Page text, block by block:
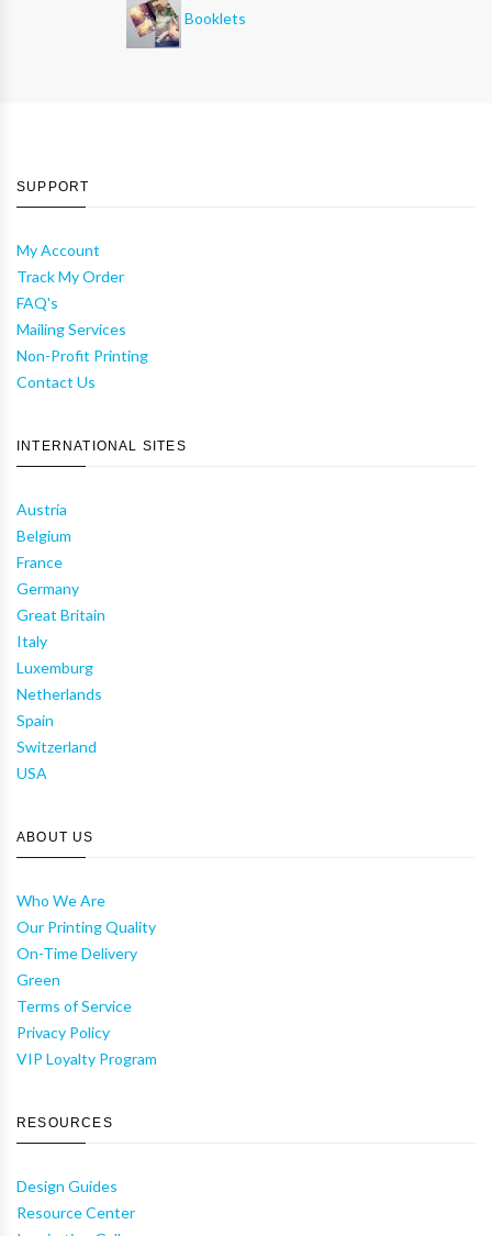
Booklets
SUPPORT
My Account
Track My Order
FAQ's
Mailing Services
Non-Profit Printing
Contact Us
INTERNATIONAL SITES
Austria
Belgium
France
Germany
Great Britain
Italy
Luxemburg
Netherlands
Spain
Switzerland
USA
ABOUT US
Who We Are
Our Printing Quality
On-Time Delivery
Green
Terms of Service
Privacy Policy
VIP Loyalty Program
RESOURCES
Design Guides
Resource Center